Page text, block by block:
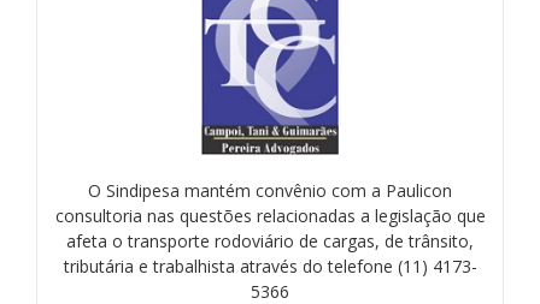
O Sindipesa mantém convênio com a Paulicon
consultoria nas questões relacionadas a legislação que
afeta o transporte rodoviário de cargas, de trânsito,
tributária e trabalhista através do telefone (11) 4173-
5366